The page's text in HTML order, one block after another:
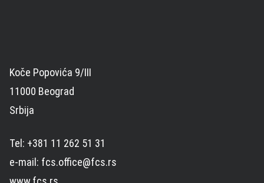
Koče Popovića 9/III
11000 Beograd
Srbija
Tel: +381 11 262 51 31
e-mail: fcs.office@fcs.rs